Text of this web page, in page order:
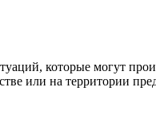
которые могут
или на территории